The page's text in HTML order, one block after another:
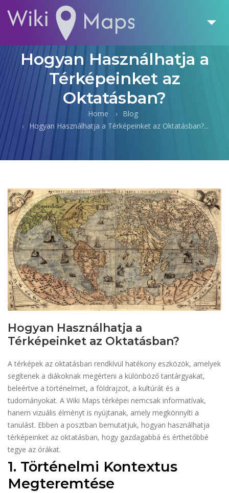
Hogyan Használhatja a
Térképeinket az
Oktatásban?
Home
Blog
Hogyan Használhatja a Térképeinket az Oktatásban?...
Hogyan Használhatja a
Térképeinket az Oktatásban?
A térképek az oktatásban rendkívül hatékony eszközök, amelyek
segítenek a diákoknak megérteni a különböző tantárgyakat,
beleértve a történelmet, a földrajzot, a kultúrát és a
tudományokat. A Wiki Maps térképei nemcsak informatívak,
hanem vizuális élményt is nyújtanak, amely megkönnyíti a
tanulást. Ebben a posztban bemutatjuk, hogyan használhatja
térképeinket az oktatásban, hogy gazdagabbá és érthetőbbé
tegye az órákat.
1. Történelmi Kontextus
Megteremtése